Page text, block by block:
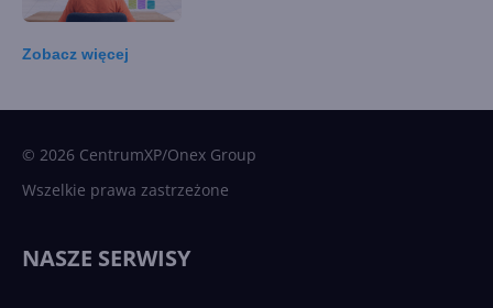
Zobacz więcej
© 2026 CentrumXP/Onex Group
Wszelkie prawa zastrzeżone
NASZE SERWISY